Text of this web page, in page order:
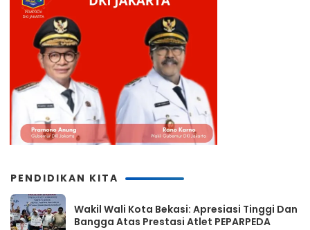
PENDIDIKAN KITA
Wakil Wali Kota Bekasi: Apresiasi Tinggi Dan
Bangga Atas Prestasi Atlet PEPARPEDA